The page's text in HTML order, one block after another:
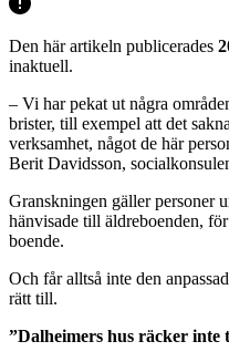
Den här artikeln publicerades
inaktuell.
– Vi har pekat ut några
brister, till exempel att det
verksamhet, något de här
Berit Davidsson,
Granskningen gäller personer
hänvisade till äldreboenden,
boende.
Och får alltså inte den
rätt till.
”Dalheimers hus räcker inte